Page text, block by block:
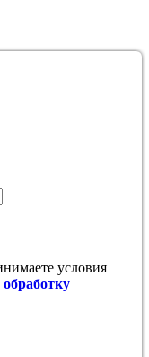
условия
обработку